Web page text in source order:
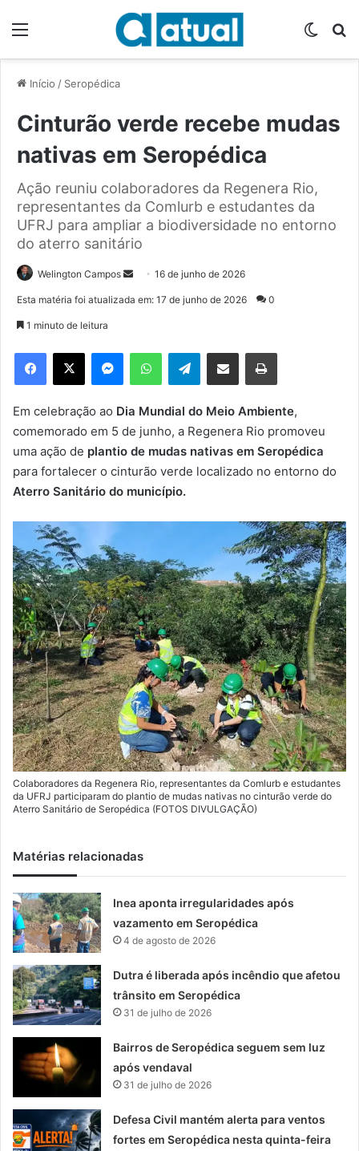
Início / Seropédica
Cinturão verde recebe mudas
nativas em Seropédica
Ação reuniu colaboradores da Regenera Rio,
representantes da Comlurb e estudantes da
UFRJ para ampliar a biodiversidade no entorno
do aterro sanitário
Welington Campos
e
m
e
-
m
a
16 de junho de 2026
Esta matéria foi atualizada em: 17 de junho de 2026 0
1 minuto de leitura
Telegram
Em celebração ao Dia Mundial do Meio Ambiente,
comemorado em 5 de junho, a Regenera Rio promoveu
uma ação de plantio de mudas nativas em Seropédica
para fortalecer o cinturão verde localizado no entorno do
Aterro Sanitário do município.
Colaboradores da Regenera Rio, representantes da Comlurb e estudantes
da UFRJ participaram do plantio de mudas nativas no cinturão verde do
Aterro Sanitário de Seropédica (FOTOS DIVULGAÇÃO)
Matérias relacionadas
Inea aponta irregularidades após
vazamento em Seropédica
4 de agosto de 2026
Dutra é liberada após incêndio que afetou
trânsito em Seropédica
31 de julho de 2026
Bairros de Seropédica seguem sem luz
após vendaval
31 de julho de 2026
Defesa Civil mantém alerta para ventos
fortes em Seropédica nesta quinta-feira